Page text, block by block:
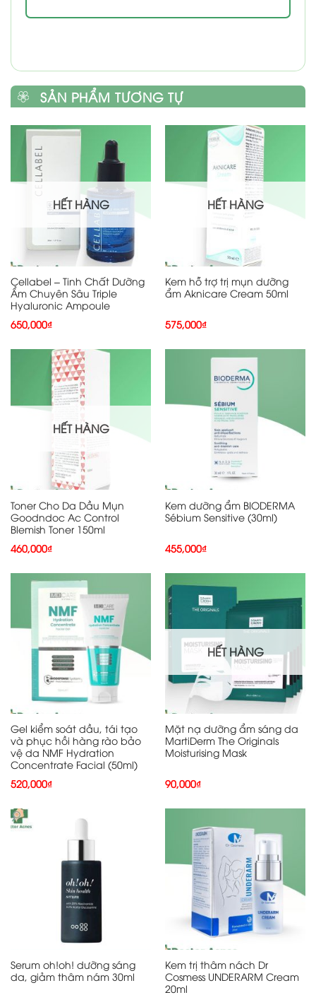
SẢN PHẨM TƯƠNG TỰ
HẾT HÀNG
Cellabel – Tinh Chất Dưỡng
Ẩm Chuyên Sâu Triple
Hyaluronic Ampoule
650,000₫
HẾT HÀNG
Kem hỗ trợ trị mụn dưỡng
ẩm Aknicare Cream 50ml
575,000₫
HẾT HÀNG
Toner Cho Da Dầu Mụn
Goodndoc Ac Control
Blemish Toner 150ml
460,000₫
Kem dưỡng ẩm BIODERMA
Sébium Sensitive (30ml)
455,000₫
Gel kiểm soát dầu, tái tạo
và phục hồi hàng rào bảo
vệ da NMF Hydration
Concentrate Facial (50ml)
520,000₫
HẾT HÀNG
Mặt nạ dưỡng ẩm sáng da
MartiDerm The Originals
Moisturising Mask
90,000₫
Serum oh!oh! dưỡng sáng
da, giảm thâm nám 30ml
Kem trị thâm nách Dr
Cosmess UNDERARM Cream
20ml